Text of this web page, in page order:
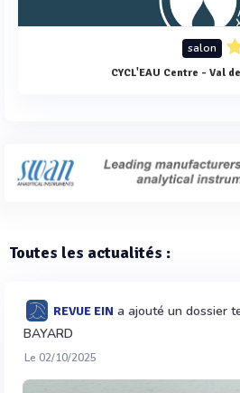
salon
CYCL'EAU Centre - Val
Toutes les actualités :
REVUE EIN a ajouté un dossier
BAYARD
Le 02/10/2025